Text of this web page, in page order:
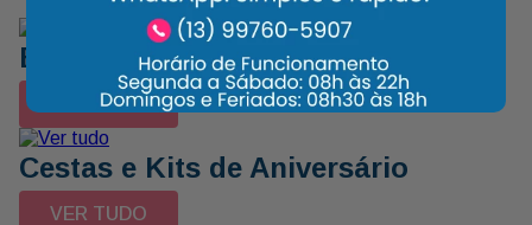
Balões Decorativos
VER TUDO
Cestas e Kits de Aniversário
VER TUDO